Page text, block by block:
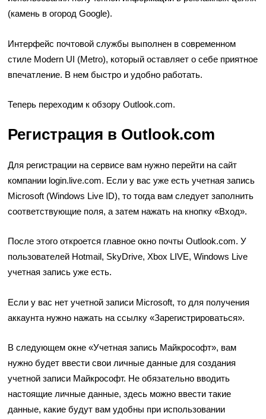
(камень в огород Google).
Интерфейс почтовой службы выполнен в современном
стиле Modern UI (Metro), который оставляет о себе приятное
впечатление. В нем быстро и удобно работать.
Теперь переходим к обзору Outlook.com.
Регистрация в Outlook.com
Для регистрации на сервисе вам нужно перейти на сайт
компании login.live.com. Если у вас уже есть учетная запись
Microsoft (Windows Live ID), то тогда вам следует заполнить
соответствующие поля, а затем нажать на кнопку «Вход».
После этого откроется главное окно почты Outlook.com. У
пользователей Hotmail, SkyDrive, Xbox LIVE, Windows Live
учетная запись уже есть.
Если у вас нет учетной записи Microsoft, то для получения
аккаунта нужно нажать на ссылку «Зарегистрироваться».
В следующем окне «Учетная запись Майкрософт», вам
нужно будет ввести свои личные данные для создания
учетной записи Майкрософт. Не обязательно вводить
настоящие личные данные, здесь можно ввести такие
данные, какие будут вам удобны при использовании